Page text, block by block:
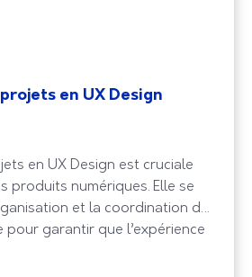
en UX Design
en UX Design est cruciale
produits numériques. Elle se
et la coordination des
pour garantir que l’expérience
des besoins des